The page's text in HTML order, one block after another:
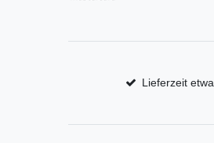
Lieferzeit